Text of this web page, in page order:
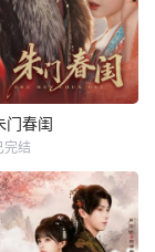
门春闺
完结